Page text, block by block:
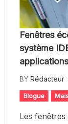
Fenêtres
système
applications
BY Rédacteur
Blogue
Les fenêtres